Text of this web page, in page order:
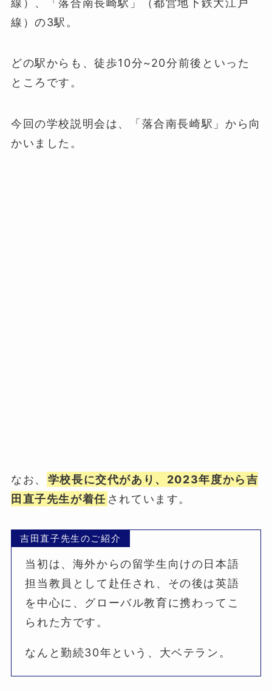
線）の3駅。
どの駅からも、徒歩10分~20分前後といった
ところです。
今回の学校説明会は、「落合南長崎駅」から向
かいました。
なお、
学校長に交代があり、2023年度から吉
田直子先生が着任 されています。
吉田直子先生のご紹介
当初は、海外からの留学生向けの日本語
担当教員として赴任され、その後は英語
を中心に、グローバル教育に携わってこ
られた方です。
なんと勤続30年という、大ベテラン。